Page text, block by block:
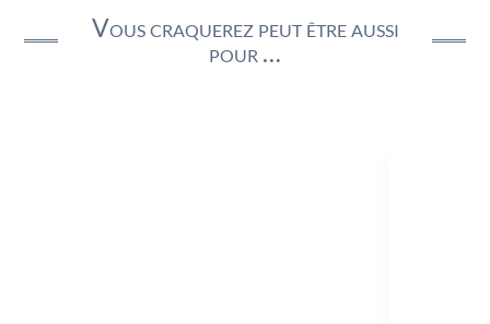
Vous craquerez peut être aussi
pour …